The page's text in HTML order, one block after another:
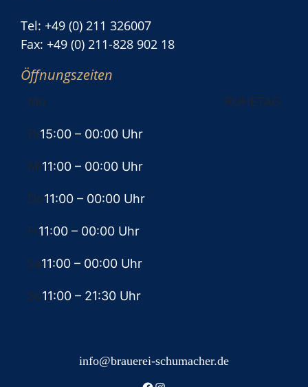
info@brauerei-schumacher.de
Tel: +49 (0) 211 326007
Fax: +49 (0) 211-828 902 18
Öffnungszeiten
Mo
RUHETAG
Di15:00 – 00:00 Uhr
Mi11:00 – 00:00 Uhr
Do11:00 – 00:00 Uhr
Fr11:00 – 00:00 Uhr
Sa11:00 – 00:00 Uhr
So11:00 – 21:30 Uhr